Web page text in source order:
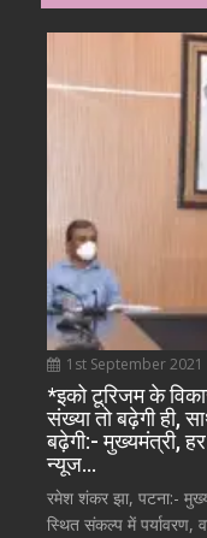
1st September 2021
*इको टूरिजम के
संख्या तो बढ़ेगी ही,
बढ़ेगी:- मुख्यमंत्री,
न्यूज…
रमेश शंकर झा, पटना:-
स्थित संकल्प में पर्यावरण,